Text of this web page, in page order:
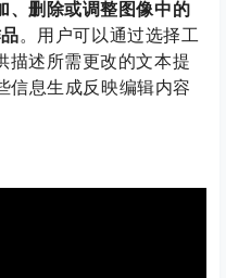
、删除或调整图像中的
。用户可以通过选择工
描述所需更改的文本提
信息生成反映编辑内容